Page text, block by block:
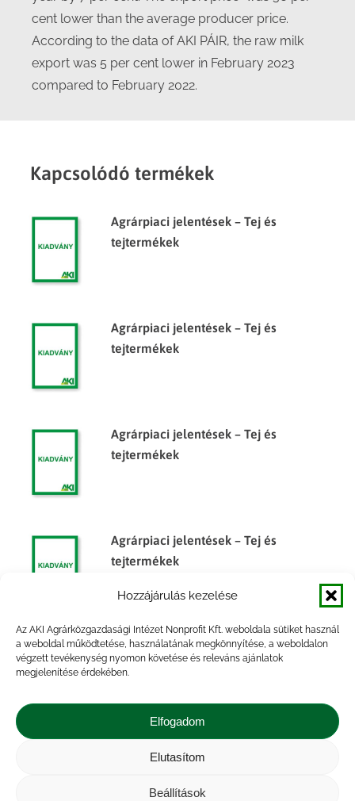
Hozzájárulás kezelése
Az AKI Agrárközgazdasági Intézet Nonprofit Kft. weboldala sütiket használ
a weboldal működtetése, használatának megkönnyítése, a weboldalon
végzett tevékenység nyomon követése és releváns ajánlatok
megjelenítése érdekében.
Elfogadom
Elutasítom
Beállítások
cent lower than the average producer price.
According to the data of AKI PÁIR, the raw milk
export was 5 per cent lower in February 2023
compared to February 2022.
Kapcsolódó termékek
Agrárpiaci jelentések – Tej és
tejtermékek
Agrárpiaci jelentések – Tej és
tejtermékek
Agrárpiaci jelentések – Tej és
tejtermékek
Agrárpiaci jelentések – Tej és
tejtermékek
Agrárpiaci jelentések – Tej és
tejtermékek
Agrárpiaci jelentések – Tej és